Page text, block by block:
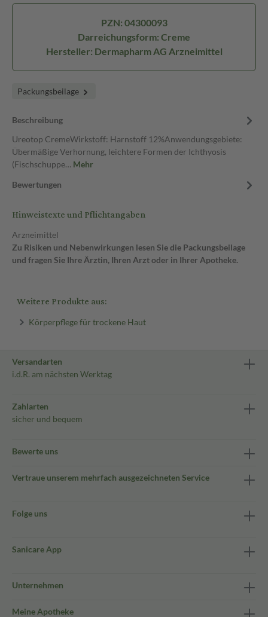
PZN: 04300093
Darreichungsform: Creme
Hersteller: Dermapharm AG Arzneimittel
Packungsbeilage
Beschreibung
Ureotop CremeWirkstoff: Harnstoff 12%Anwendungsgebiete:
Übermäßige Verhornung, leichtere Formen der Ichthyosis
(Fischschuppe… Mehr
Bewertungen
Hinweistexte und Pflichtangaben
Arzneimittel
Zu Risiken und Nebenwirkungen lesen Sie die Packungsbeilage
und fragen Sie Ihre Ärztin, Ihren Arzt oder in Ihrer Apotheke.
Weitere Produkte aus:
Körperpflege für trockene Haut
Versandarten
i.d.R. am nächsten Werktag
Zahlarten
sicher und bequem
Bewerte uns
Vertraue unserem mehrfach ausgezeichneten Service
Folge uns
Sanicare App
Unternehmen
Meine Apotheke